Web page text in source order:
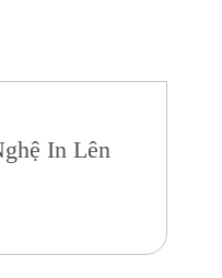
In Lên